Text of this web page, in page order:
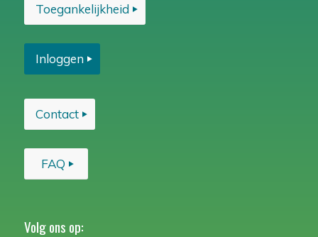
Toegankelijkheid
Inloggen
Contact
FAQ
Volg ons op: